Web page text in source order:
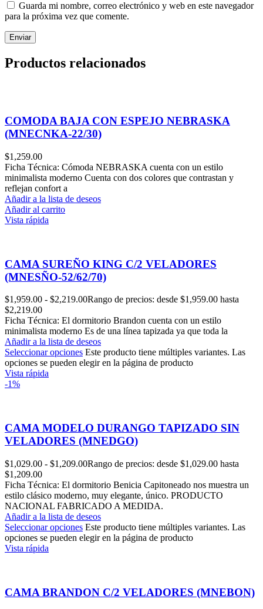
Guarda mi nombre, correo electrónico y web en este navegador
para la próxima vez que comente.
Productos relacionados
COMODA BAJA CON ESPEJO NEBRASKA
(MNECNKA-22/30)
$1,259.00
Ficha Técnica: Cómoda NEBRASKA cuenta con un estilo
minimalista moderno Cuenta con dos colores que contrastan y
reflejan confort a
Añadir a la lista de deseos
Añadir al carrito
Vista rápida
CAMA SUREÑO KING C/2 VELADORES
(MNESÑO-52/62/70)
$1,959.00 - $2,219.00Rango de precios: desde $1,959.00 hasta
$2,219.00
Ficha Técnica: El dormitorio Brandon cuenta con un estilo
minimalista moderno Es de una línea tapizada ya que toda la
Añadir a la lista de deseos
Seleccionar opciones Este producto tiene múltiples variantes. Las
opciones se pueden elegir en la página de producto
Vista rápida
-1%
CAMA MODELO DURANGO TAPIZADO SIN
VELADORES (MNEDGO)
$1,029.00 - $1,209.00Rango de precios: desde $1,029.00 hasta
$1,209.00
Ficha Técnica: El dormitorio Benicia Capitoneado nos muestra un
estilo clásico moderno, muy elegante, único. PRODUCTO
NACIONAL FABRICADO A MEDIDA.
Añadir a la lista de deseos
Seleccionar opciones Este producto tiene múltiples variantes. Las
opciones se pueden elegir en la página de producto
Vista rápida
CAMA BRANDON C/2 VELADORES (MNEBON)